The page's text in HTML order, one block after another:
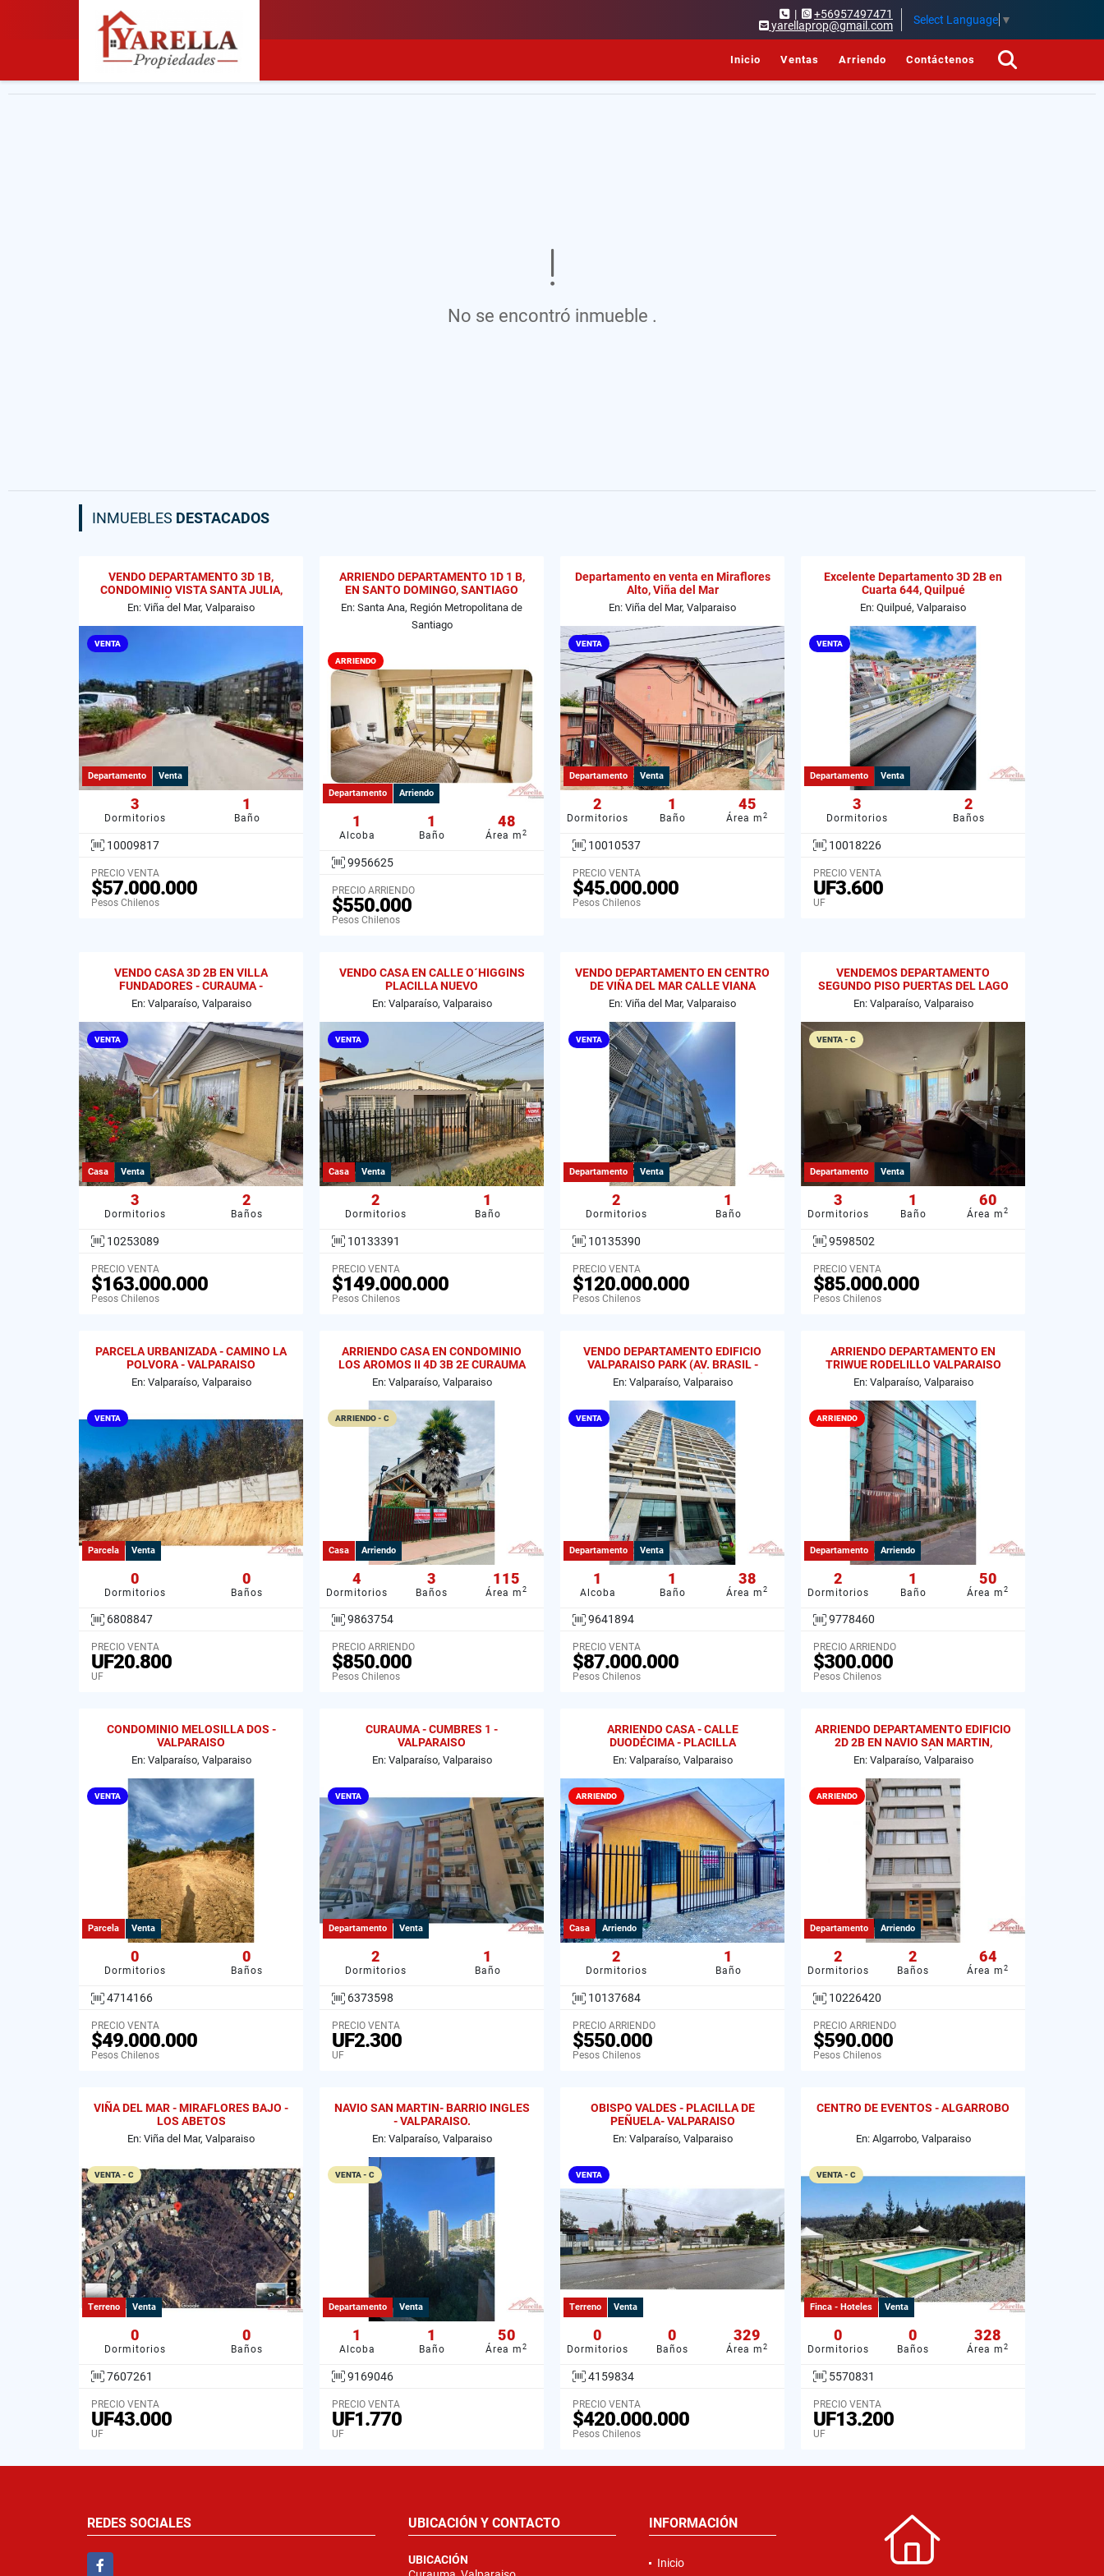
|
+56957497471
yarellaprop@gmail.com
Select Language ▼
Inicio Ventas Arriendo Contáctenos
No se encontró inmueble .
INMUEBLES DESTACADOS
VENDO DEPARTAMENTO 3D 1B,
CONDOMINIO VISTA SANTA JULIA,
VIÑA DEL MAR
En: Viña del Mar, Valparaiso
VENTA
Departamento Venta
3
Dormitorios
1
Baño
10009817
PRECIO VENTA
$57.000.000
Pesos Chilenos
ARRIENDO DEPARTAMENTO 1D 1 B,
EN SANTO DOMINGO, SANTIAGO
En: Santa Ana, Región Metropolitana de
Santiago
ARRIENDO
Departamento Arriendo
1
Alcoba
1
Baño
48
Área m 2
9956625
PRECIO ARRIENDO
$550.000
Pesos Chilenos
Departamento en venta en Miraflores
Alto, Viña del Mar
En: Viña del Mar, Valparaiso
VENTA
Departamento Venta
2
Dormitorios
1
Baño
45
Área m 2
10010537
PRECIO VENTA
$45.000.000
Pesos Chilenos
Excelente Departamento 3D 2B en
Cuarta 644, Quilpué
En: Quilpué, Valparaiso
VENTA
Departamento Venta
3
Dormitorios
2
Baños
10018226
PRECIO VENTA
UF3.600
UF
VENDO CASA 3D 2B EN VILLA
FUNDADORES - CURAUMA -
VALPARAISO.
En: Valparaíso, Valparaiso
VENTA
Casa Venta
3
Dormitorios
2
Baños
10253089
PRECIO VENTA
$163.000.000
Pesos Chilenos
VENDO CASA EN CALLE O´HIGGINS
PLACILLA NUEVO
En: Valparaíso, Valparaiso
VENTA
Casa Venta
2
Dormitorios
1
Baño
10133391
PRECIO VENTA
$149.000.000
Pesos Chilenos
VENDO DEPARTAMENTO EN CENTRO
DE VIÑA DEL MAR CALLE VIANA
En: Viña del Mar, Valparaiso
VENTA
Departamento Venta
2
Dormitorios
1
Baño
10135390
PRECIO VENTA
$120.000.000
Pesos Chilenos
VENDEMOS DEPARTAMENTO
SEGUNDO PISO PUERTAS DEL LAGO
CURAUMA
En: Valparaíso, Valparaiso
VENTA - C
Departamento Venta
3
Dormitorios
1
Baño
60
Área m 2
9598502
PRECIO VENTA
$85.000.000
Pesos Chilenos
PARCELA URBANIZADA - CAMINO LA
POLVORA - VALPARAISO
En: Valparaíso, Valparaiso
VENTA
Parcela Venta
0
Dormitorios
0
Baños
6808847
PRECIO VENTA
UF20.800
UF
ARRIENDO CASA EN CONDOMINIO
LOS AROMOS II 4D 3B 2E CURAUMA
VALPARAISO
En: Valparaíso, Valparaiso
ARRIENDO - C
Casa Arriendo
4
Dormitorios
3
Baños
115
Área m 2
9863754
PRECIO ARRIENDO
$850.000
Pesos Chilenos
VENDO DEPARTAMENTO EDIFICIO
VALPARAISO PARK (AV. BRASIL -
GRAL CRUZ)
En: Valparaíso, Valparaiso
VENTA
Departamento Venta
1
Alcoba
1
Baño
38
Área m 2
9641894
PRECIO VENTA
$87.000.000
Pesos Chilenos
ARRIENDO DEPARTAMENTO EN
TRIWUE RODELILLO VALPARAISO
En: Valparaíso, Valparaiso
ARRIENDO
Departamento Arriendo
2
Dormitorios
1
Baño
50
Área m 2
9778460
PRECIO ARRIENDO
$300.000
Pesos Chilenos
CONDOMINIO MELOSILLA DOS -
VALPARAISO
En: Valparaíso, Valparaiso
VENTA
Parcela Venta
0
Dormitorios
0
Baños
4714166
PRECIO VENTA
$49.000.000
Pesos Chilenos
CURAUMA - CUMBRES 1 -
VALPARAISO
En: Valparaíso, Valparaiso
VENTA
Departamento Venta
2
Dormitorios
1
Baño
6373598
PRECIO VENTA
UF2.300
UF
ARRIENDO CASA - CALLE
DUODÉCIMA - PLACILLA
En: Valparaíso, Valparaiso
ARRIENDO
Casa Arriendo
2
Dormitorios
1
Baño
10137684
PRECIO ARRIENDO
$550.000
Pesos Chilenos
ARRIENDO DEPARTAMENTO EDIFICIO
2D 2B EN NAVIO SAN MARTIN,
VALPARAÍSO
En: Valparaíso, Valparaiso
ARRIENDO
Departamento Arriendo
2
Dormitorios
2
Baños
64
Área m 2
10226420
PRECIO ARRIENDO
$590.000
Pesos Chilenos
VIÑA DEL MAR - MIRAFLORES BAJO -
LOS ABETOS
En: Viña del Mar, Valparaiso
VENTA - C
Terreno Venta
0
Dormitorios
0
Baños
7607261
PRECIO VENTA
UF43.000
UF
NAVIO SAN MARTIN- BARRIO INGLES
- VALPARAISO.
En: Valparaíso, Valparaiso
VENTA - C
Departamento Venta
1
Alcoba
1
Baño
50
Área m 2
9169046
PRECIO VENTA
UF1.770
UF
OBISPO VALDES - PLACILLA DE
PEÑUELA- VALPARAISO
En: Valparaíso, Valparaiso
VENTA
Terreno Venta
0
Dormitorios
0
Baños
329
Área m 2
4159834
PRECIO VENTA
$420.000.000
Pesos Chilenos
CENTRO DE EVENTOS - ALGARROBO
En: Algarrobo, Valparaiso
VENTA - C
Finca - Hoteles Venta
0
Dormitorios
0
Baños
328
Área m 2
5570831
PRECIO VENTA
UF13.200
UF
REDES SOCIALES
Facebook
UBICACIÓN Y CONTACTO
UBICACIÓN
INFORMACIÓN
Inicio